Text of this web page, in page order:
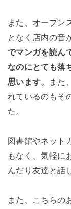
また、オープン
となく店内の音
でマンガを読ん
なのにとても落
思います。
また
れているのもそ
た。
図書館やネット
もなく、気軽に
んだり友達と話
また、こちらの